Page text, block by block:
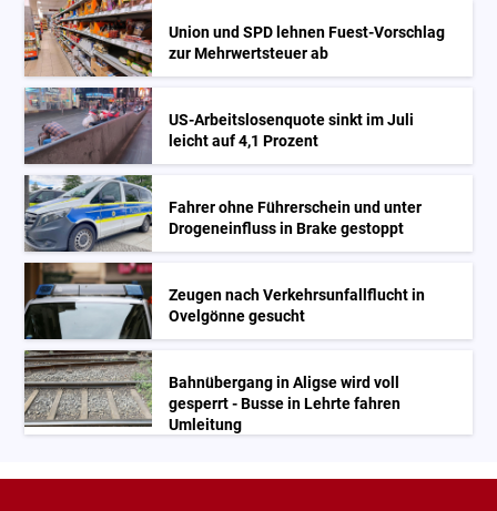
Union und SPD lehnen Fuest-Vorschlag
zur Mehrwertsteuer ab
US-Arbeitslosenquote sinkt im Juli
leicht auf 4,1 Prozent
Fahrer ohne Führerschein und unter
Drogeneinfluss in Brake gestoppt
Zeugen nach Verkehrsunfallflucht in
Ovelgönne gesucht
Bahnübergang in Aligse wird voll
gesperrt - Busse in Lehrte fahren
Umleitung